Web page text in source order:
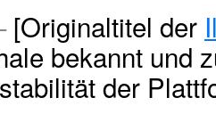
[Originaltitel der
bekannt und
der